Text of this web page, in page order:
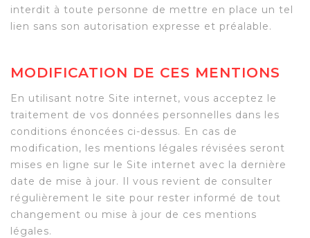
interdit à toute personne de mettre en place un tel
lien sans son autorisation expresse et préalable.
MODIFICATION DE CES MENTIONS
En utilisant notre Site internet, vous acceptez le
traitement de vos données personnelles dans les
conditions énoncées ci-dessus. En cas de
modification, les mentions légales révisées seront
mises en ligne sur le Site internet avec la dernière
date de mise à jour. Il vous revient de consulter
régulièrement le site pour rester informé de tout
changement ou mise à jour de ces mentions
légales.